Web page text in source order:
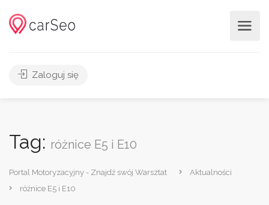
Zaloguj się
Tag: różnice E5 i E10
Portal Motoryzacyjny - Znajdź swój Warsztat
Aktualności
różnice E5 i E10